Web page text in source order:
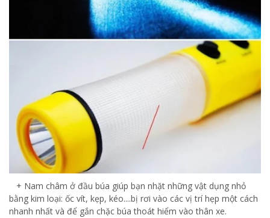
+ Nam châm ở đầu búa giúp bạn nhặt những vật dụng nhỏ
bằng kim loại: ốc vít, kẹp, kéo....bị rơi vào các vị trí hẹp một cách
nhanh nhất và để gắn chặc búa thoát hiểm vào thân xe.